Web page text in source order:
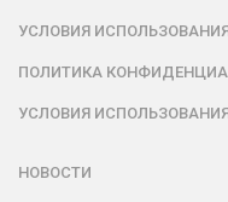
УСЛОВИЯ
ПОЛИТИКА
УСЛОВИЯ
НОВОСТИ